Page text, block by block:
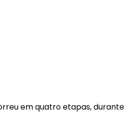
em quatro etapas, durante